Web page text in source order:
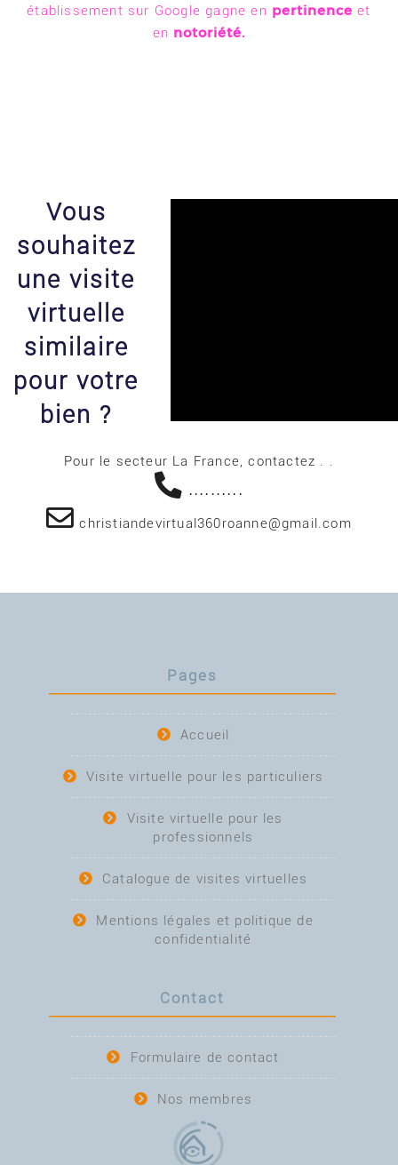
établissement sur Google gagne en pertinence et
en notoriété.
Vous
souhaitez
une visite
virtuelle
similaire
pour votre
bien ?
Pour le secteur La France, contactez . .
..........
christiandevirtual360roanne@gmail.com
Pages
Accueil
Visite virtuelle pour les particuliers
Visite virtuelle pour les
professionnels
Catalogue de visites virtuelles
Mentions légales et politique de
confidentialité
Contact
Formulaire de contact
Nos membres